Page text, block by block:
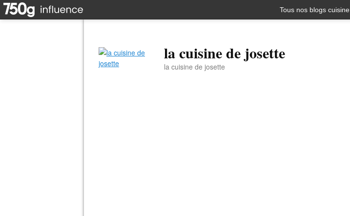
Tous nos blogs cuisine
la cuisine de josette
la cuisine de josette